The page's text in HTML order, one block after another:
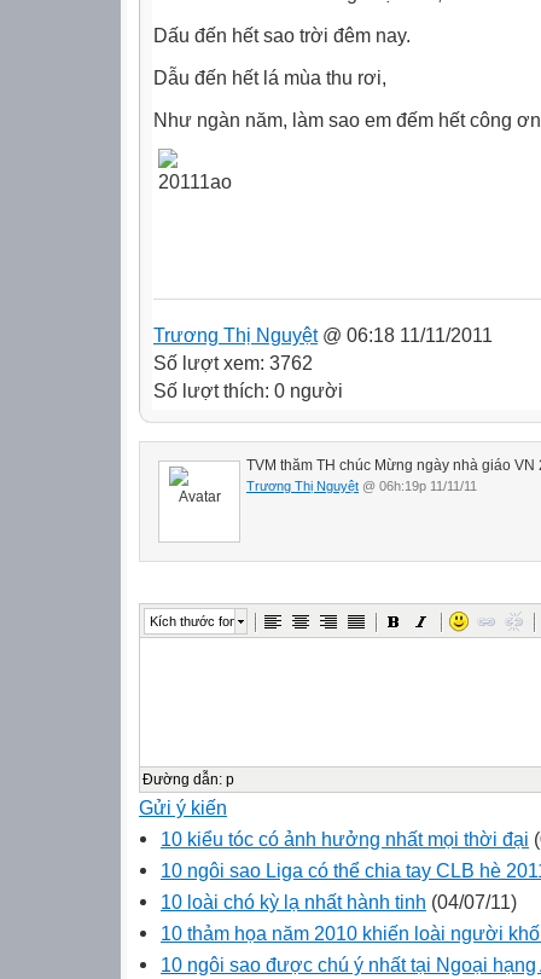
Dấu đến hết sao trời đêm nay.
Dẫu đến hết lá mùa thu rơi,
Như ngàn năm, làm sao em đếm hết công
Trương Thị Nguyệt@ 06:18 11/11/2011
Số lượt xem: 3762
Số lượt thích: 0 người
TVM thăm TH chúc Mừng ngày nhà giáo VN
Trương Thị Nguyệt @ 06h:19p 11/11/11
Kích thước font
Đường dẫn: p
Gửi ý kiến
10 kiểu tóc có ảnh hưởng nhất mọi thời đại
10 ngôi sao Liga có thể chia tay CLB hè
10 loài chó kỳ lạ nhất hành tinh (04/07/11)
10 thảm họa năm 2010 khiến loài người
10 ngôi sao được chú ý nhất tại Ngoại